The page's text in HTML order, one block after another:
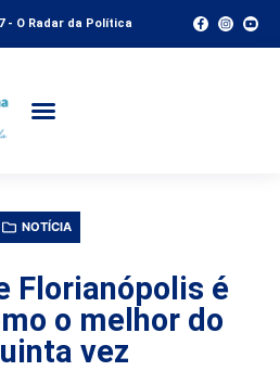
- O Radar da Política
NOTÍCIA
Florianópolis é
o melhor do
vez